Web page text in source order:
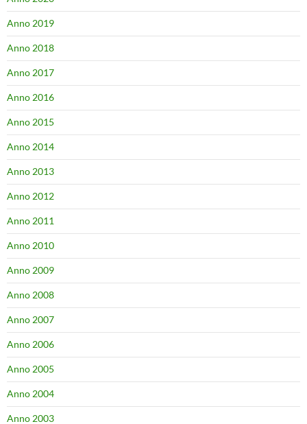
Anno 2019
Anno 2018
Anno 2017
Anno 2016
Anno 2015
Anno 2014
Anno 2013
Anno 2012
Anno 2011
Anno 2010
Anno 2009
Anno 2008
Anno 2007
Anno 2006
Anno 2005
Anno 2004
Anno 2003